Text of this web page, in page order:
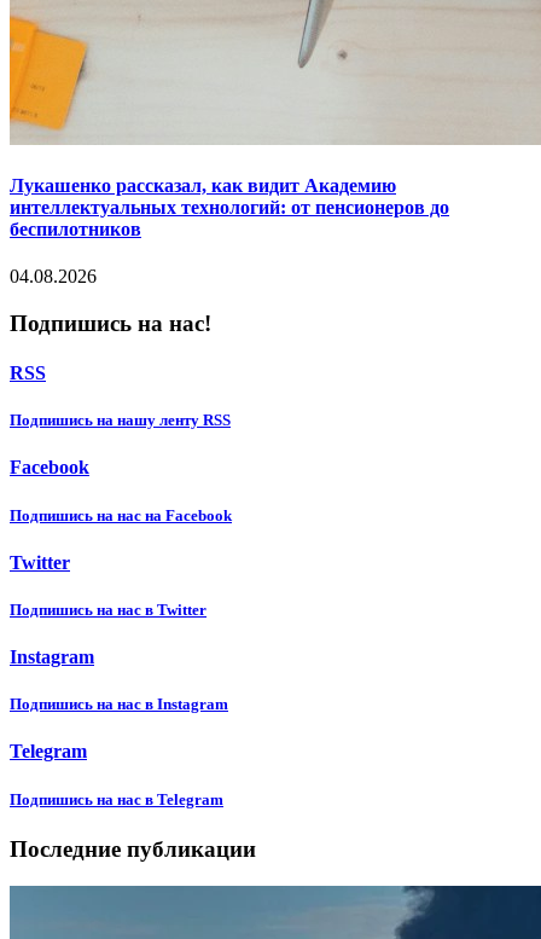
Лукашенко рассказал, как видит Академию
интеллектуальных технологий: от пенсионеров до
беспилотников
04.08.2026
Подпишись на нас!
RSS
Подпишиcь на нашу ленту RSS
Facebook
Подпишиcь на нас на Facebook
Twitter
Подпишиcь на нас в Twitter
Instagram
Подпишиcь на нас в Instagram
Telegram
Подпишиcь на нас в Telegram
Последние публикации